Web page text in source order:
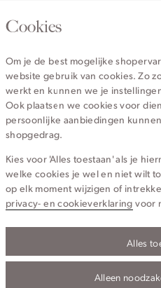
020 - 3412 670
Service
Wij zijn Cotton Club
Topcategorieën voor jou
Privacy- en
Cookies
Om je de best mogelijke
website gebruik van cookies. Zo
werkt en kunnen we je
Ook plaatsen we cookies voor
persoonlijke aanbiedingen
shopgedrag.
Kies voor 'Alles toestaan' als je
welke cookies je wel en niet wilt
op elk moment wijzigen of
privacy- en cookieverklaring voor
Alles
Alleen